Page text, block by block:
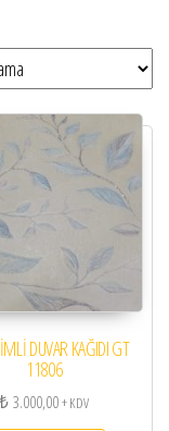
DUVAR KAĞIDI GT
11806
₺3.000,00+ KDV